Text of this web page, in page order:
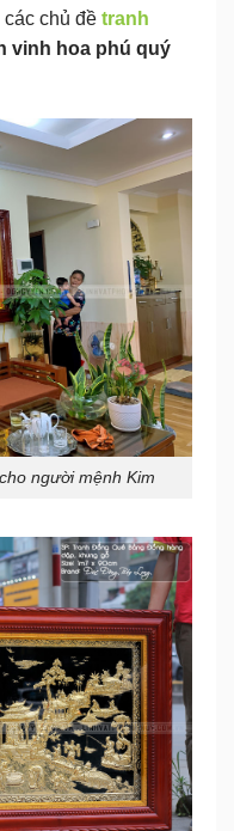
chủ đề tranh
vinh hoa phú quý
người mệnh Kim